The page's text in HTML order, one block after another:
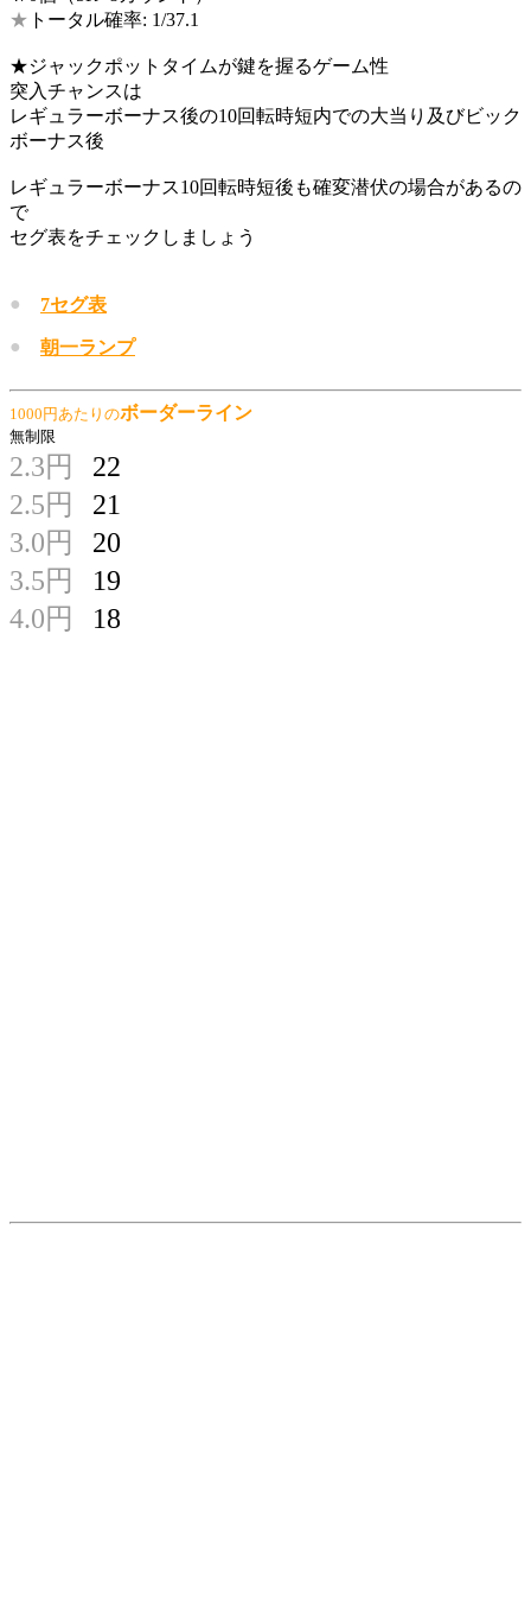
★ トータル確率: 1/37.1
★ジャックポットタイムが鍵を握るゲーム性
突入チャンスは
レギュラーボーナス後の10回転時短内での大当り及びビック
ボーナス後
レギュラーボーナス10回転時短後も確変潜伏の場合があるの
で
セグ表をチェックしましょう
● 7セグ表
● 朝一ランプ
1000円あたりのボーダーライン
無制限
2.3円
22
2.5円
21
3.0円
20
3.5円
19
4.0円
18